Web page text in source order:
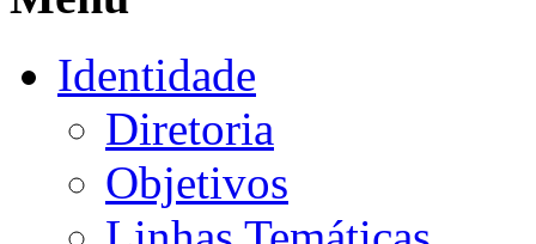
Identidade
Diretoria
Objetivos